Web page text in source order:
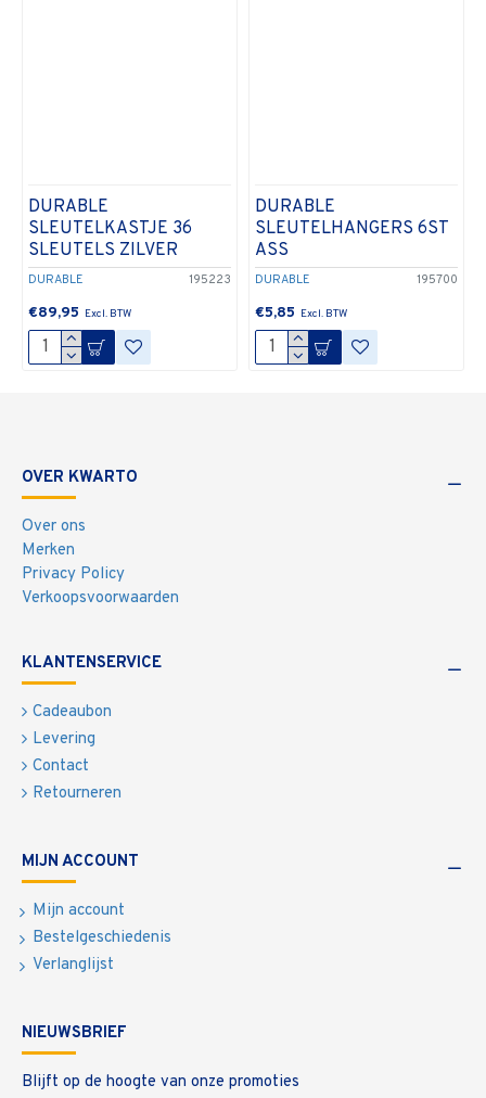
DURABLE 195223
DURABLE
SLEUTELKASTJE 36
SLEUTELS ZILVER
€89,95
DURABLE 195700
DURABLE
SLEUTELHANGERS 6ST
ASS
€5,85
OVER KWARTO
Over ons
Merken
Privacy Policy
Verkoopsvoorwaarden
KLANTENSERVICE
Cadeaubon
Levering
Contact
Retourneren
MIJN ACCOUNT
Mijn account
Bestelgeschiedenis
Verlanglijst
NIEUWSBRIEF
Blijft op de hoogte van onze promoties